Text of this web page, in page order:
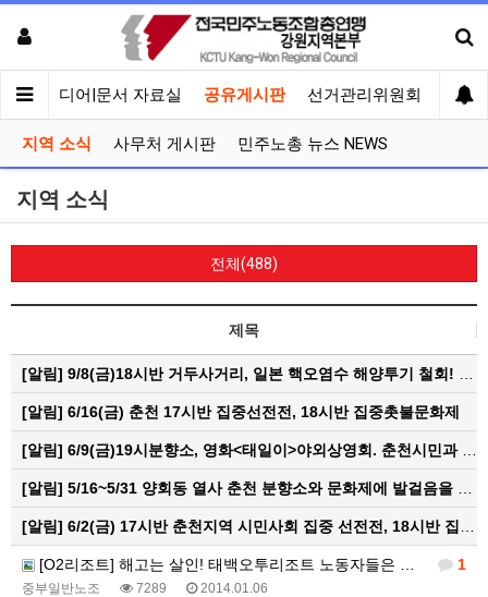
견 미디어|문서 자료실 공유게시판 선거관리위원회
지역 소식 사무처 게시판 민주노총 뉴스 NEWS
지역 소식
전체(488)
제목
[알림] 9/8(금)18시반 거두사거리, 일본 핵오염수 해양투기 철회! 춘천시민대회
[알림] 6/16(금) 춘천 17시반 집중선전전, 18시반 집중촛불문화제
[알림] 6/9(금)19시분향소, 영화<태일이>야외상영회. 춘천시민과 함께하는 한여름밤의 영화산책
[알림] 5/16~5/31 양회동 열사 춘천 분향소와 문화제에 발걸음을 내어주신 모든 분들께 감사인사를 올립니다.
[알림] 6/2(금) 17시반 춘천지역 시민사회 집중 선전전, 18시반 집중 촛불문화제
1
[O2리조트] 해고는 살인! 태백오투리조트 노동자들은 반드시 현장으로 돌아갈 것이다!!
중부일반노조 7289 2014.01.06